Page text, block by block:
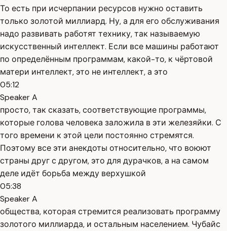
То есть при исчерпании ресурсов нужно оставить
только золотой миллиард. Ну, а для его обслуживания
надо развивать работят технику, так называемую
искусственный интеллект. Если все машины работают
по определённым программам, какой-то, к чёртовой
матери интеллект, это не интеллект, а это
05:12
Speaker A
просто, так сказать, соответствующие программы,
которые голова человека заложила в эти железяйки. С
того времени к этой цели постоянно стремятся.
Поэтому все эти анекдоты относительно, что воюют
страны друг с другом, это для дурачков, а на самом
деле идёт борьба между верхушкой
05:38
Speaker A
общества, которая стремится реализовать программу
золотого миллиарда, и остальным населением. Чубайс